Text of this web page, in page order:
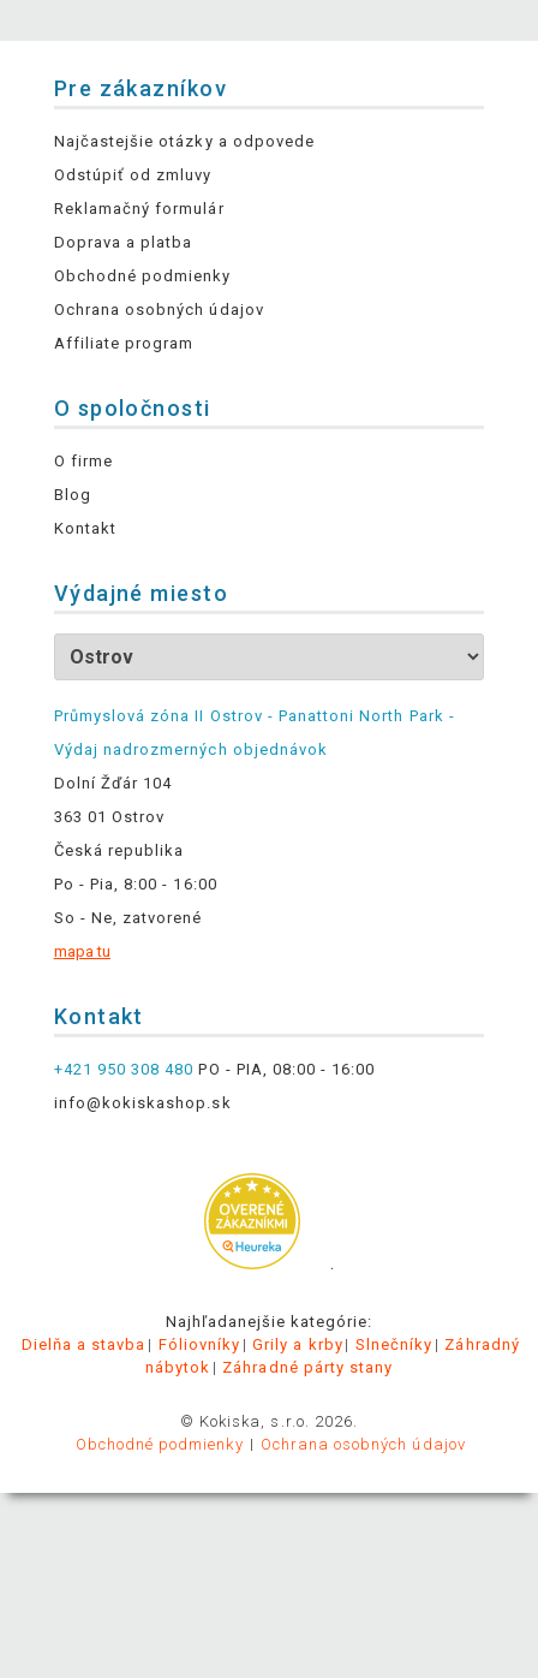
Pre zákazníkov
Najčastejšie otázky a odpovede
Odstúpiť od zmluvy
Reklamačný formulár
Doprava a platba
Obchodné podmienky
Ochrana osobných údajov
Affiliate program
O spoločnosti
O firme
Blog
Kontakt
Výdajné miesto
Průmyslová zóna II Ostrov - Panattoni North Park -
Výdaj nadrozmerných objednávok
Dolní Žďár 104
363 01 Ostrov
Česká republika
Po - Pia, 8:00 - 16:00
So - Ne, zatvorené
mapa tu
Kontakt
+421 950 308 480 PO - PIA, 08:00 - 16:00
info@kokiskashop.sk
.
Najhľadanejšie kategórie:
Dielňa a stavba
Fóliovníky Grily a krby Slnečníky
Záhradný
nábytok
Záhradné párty stany
© Kokiska, s.r.o. 2026.
Obchodné podmienky
Ochrana osobných údajov